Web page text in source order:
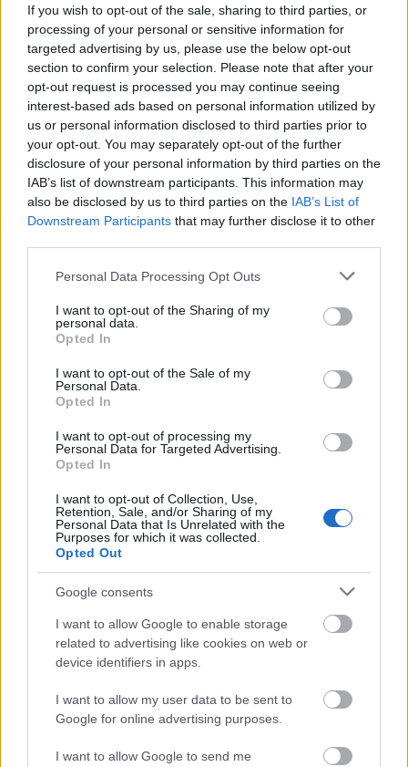
If you wish to opt-out of the sale, sharing to third parties, or
processing of your personal or sensitive information for
targeted advertising by us, please use the below opt-out
section to confirm your selection. Please note that after your
opt-out request is processed you may continue seeing
interest-based ads based on personal information utilized by
us or personal information disclosed to third parties prior to
your opt-out. You may separately opt-out of the further
disclosure of your personal information by third parties on the
IAB’s list of downstream participants. This information may
also be disclosed by us to third parties on the IAB’s List of
Downstream Participants that may further disclose it to other
Please note that this website/app uses one or more Google
not limited to your visit or usage behaviour. You may click to
grant or deny consent to Google and its third-party tags to
use your data for below specified purposes in below Google
consent section.
Personal Data Processing Opt Outs
I want to opt-out of the Sharing of my
personal data.
Opted In
I want to opt-out of the Sale of my
Personal Data.
Opted In
I want to opt-out of processing my
Personal Data for Targeted Advertising.
Opted In
I want to opt-out of Collection, Use,
Retention, Sale, and/or Sharing of my
Personal Data that Is Unrelated with the
Purposes for which it was collected.
Opted Out
Google consents
I want to allow Google to enable storage
related to advertising like cookies on web or
device identifiers in apps.
I want to allow my user data to be sent to
Google for online advertising purposes.
I want to allow Google to send me
ausencia y los contratiempos
físicos hicieron mella en algunos
jugadores. Estos fueron los
futbolistas lesionados o tocados de
la jornada 1.
Casemiro no viajará a Vigo
Carlos Casemiro está marcando la actualidad del Real
Madrid en los últimos días por su salida al Manchester
United. Carlo Ancelotti confirmó en rueda de prensa que la
voluntad del jugador es salir y no viajará a Vigo. En lo
dolencias y estará disponible, mientras que Rodrygo,
Odriozola y Kroos (gripe) son baja.
Fidel, duda por molestias
presencia de Lucas Boyé, Raúl Guti y Pastore con el grupo.
Los tres podrían volver a la convocatoria para enfrentarse al
es Fidel, quien acabó el encuentro ante el Betis con
molestias.
Diego López y Comesaña, bajas en el Rayo
López y Santi Comesaña para el partido del viernes contra
el Espanyol. Además, el entrenador rayista confirmó la
vuelta de Esteban Saveljich, si bien el defensor no se
encuentra al 100%.
Quina